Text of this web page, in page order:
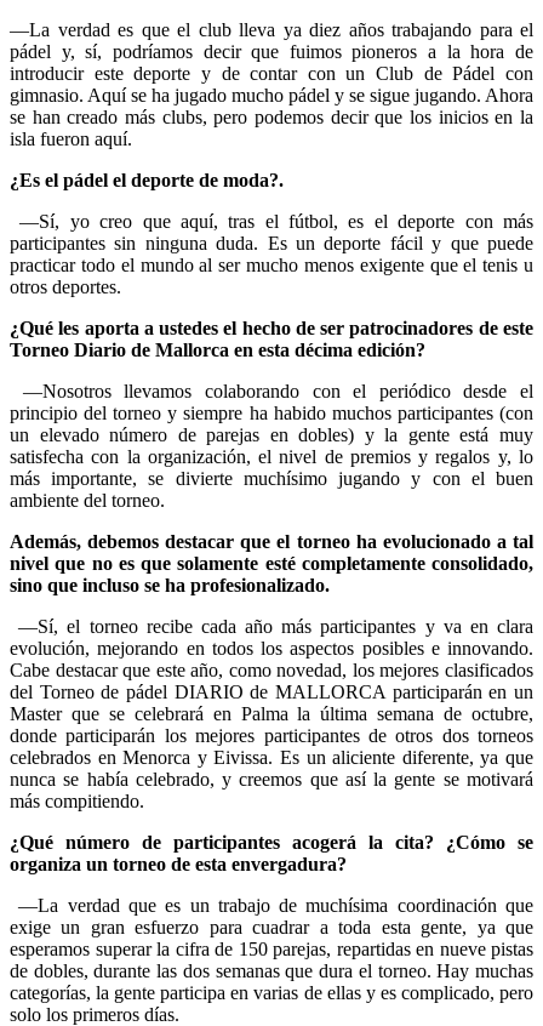
—La verdad es que el club lleva ya diez años trabajando para el
pádel y, sí, podríamos decir que fuimos pioneros a la hora de
introducir este deporte y de contar con un Club de Pádel con
gimnasio. Aquí se ha jugado mucho pádel y se sigue jugando. Ahora
se han creado más clubs, pero podemos decir que los inicios en la
isla fueron aquí.
¿Es el pádel el deporte de moda?.
—Sí, yo creo que aquí, tras el fútbol, es el deporte con más
participantes sin ninguna duda. Es un deporte fácil y que puede
practicar todo el mundo al ser mucho menos exigente que el tenis u
otros deportes.
¿Qué les aporta a ustedes el hecho de ser patrocinadores de este
Torneo Diario de Mallorca en esta décima edición?
—Nosotros llevamos colaborando con el periódico desde el
principio del torneo y siempre ha habido muchos participantes (con
un elevado número de parejas en dobles) y la gente está muy
satisfecha con la organización, el nivel de premios y regalos y, lo
más importante, se divierte muchísimo jugando y con el buen
ambiente del torneo.
Además, debemos destacar que el torneo ha evolucionado a tal
nivel que no es que solamente esté completamente consolidado,
sino que incluso se ha profesionalizado.
—Sí, el torneo recibe cada año más participantes y va en clara
evolución, mejorando en todos los aspectos posibles e innovando.
Cabe destacar que este año, como novedad, los mejores clasificados
del Torneo de pádel DIARIO de MALLORCA participarán en un
Master que se celebrará en Palma la última semana de octubre,
donde participarán los mejores participantes de otros dos torneos
celebrados en Menorca y Eivissa. Es un aliciente diferente, ya que
nunca se había celebrado, y creemos que así la gente se motivará
más compitiendo.
¿Qué número de participantes acogerá la cita? ¿Cómo se
organiza un torneo de esta envergadura?
—La verdad que es un trabajo de muchísima coordinación que
exige un gran esfuerzo para cuadrar a toda esta gente, ya que
esperamos superar la cifra de 150 parejas, repartidas en nueve pistas
de dobles, durante las dos semanas que dura el torneo. Hay muchas
categorías, la gente participa en varias de ellas y es complicado, pero
solo los primeros días.